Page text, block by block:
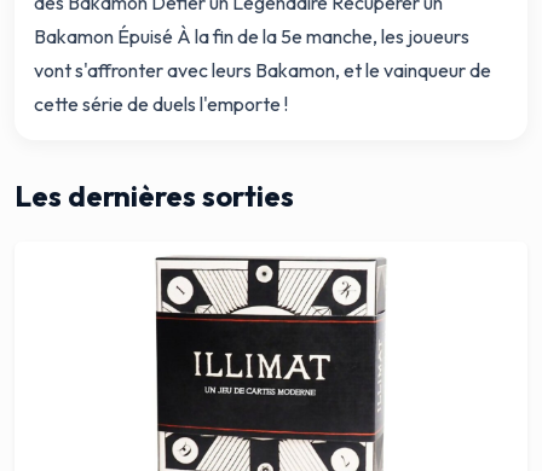
Bakamon Épuisé À la fin de la 5e manche, les joueurs
vont s'affronter avec leurs Bakamon, et le vainqueur de
cette série de duels l'emporte !
Les dernières sorties